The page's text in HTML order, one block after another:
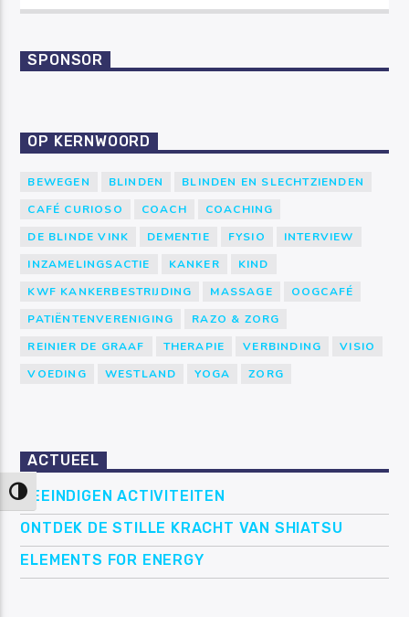
Keuze voor hoog contrast
SPONSOR
OP KERNWOORD
BEWEGEN BLINDEN
BLINDEN EN SLECHTZIENDEN
CAFÉ CURIOSO
COACH
COACHING
DE BLINDE VINK
DEMENTIE FYSIO
INTERVIEW
INZAMELINGSACTIE
KANKER
KIND
KWF KANKERBESTRIJDING
MASSAGE
OOGCAFÉ
PATIËNTENVERENIGING
RAZO & ZORG
REINIER DE GRAAF
THERAPIE VERBINDING
VISIO
VOEDING
WESTLAND YOGA ZORG
ACTUEEL
BEEINDIGEN ACTIVITEITEN
ONTDEK DE STILLE KRACHT VAN SHIATSU
ELEMENTS FOR ENERGY